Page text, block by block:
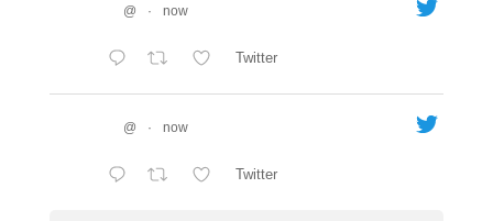
@ · now
Twitter
@ · now
Twitter